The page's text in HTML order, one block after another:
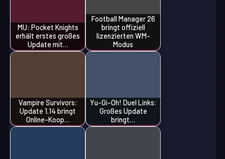
MU: Pocket Knights
erhält erstes großes
Update mit…
Football Manager 26
bringt offiziell
lizenzierten WM-
Modus
Vampire Survivors:
Update 1.14 bringt
Online-Koop…
Yu-Gi-Oh! Duel Links:
Großes Update
bringt…